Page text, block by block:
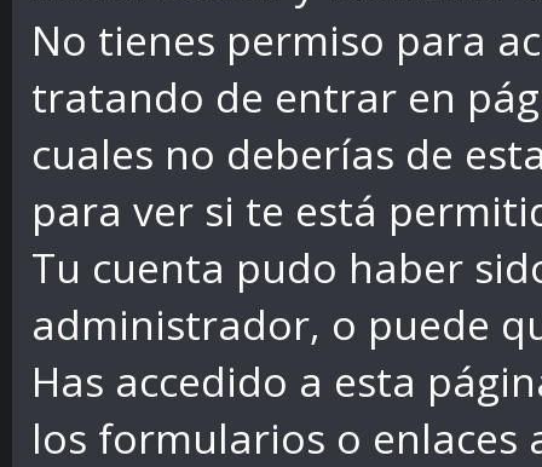
No tienes permiso para
tratando de entrar en
cuales no deberías de
para ver si te está
Tu cuenta pudo haber
administrador, o puede
Has accedido a esta
los formularios o enlaces